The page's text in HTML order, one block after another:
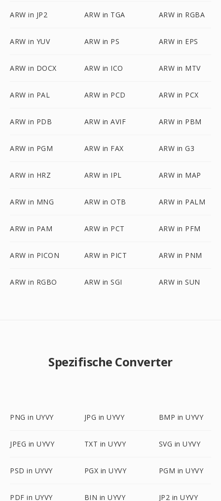
ARW in JP2 ARW in TGA ARW in RGBA
ARW in YUV ARW in PS ARW in EPS
ARW in DOCX ARW in ICO ARW in MTV
ARW in PAL ARW in PCD ARW in PCX
ARW in PDB ARW in AVIF ARW in PBM
ARW in PGM ARW in FAX ARW in G3
ARW in HRZ ARW in IPL ARW in MAP
ARW in MNG ARW in OTB ARW in PALM
ARW in PAM ARW in PCT ARW in PFM
ARW in PICON ARW in PICT ARW in PNM
ARW in RGBO ARW in SGI ARW in SUN
Spezifische Converter
PNG in UYVY JPG in UYVY BMP in UYVY
JPEG in UYVY TXT in UYVY SVG in UYVY
PSD in UYVY PGX in UYVY PGM in UYVY
PDF in UYVY BIN in UYVY JP2 in UYVY